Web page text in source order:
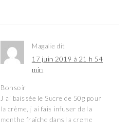
Magalie dit
17 juin 2019 à 21 h 54
min
Bonsoir
J ai baissée le Sucre de 50g pour
la crème, j ai fais infuser de la
menthe fraîche dans la creme